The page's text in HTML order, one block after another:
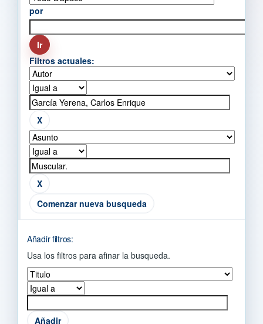
por
Filtros actuales:
Comenzar nueva busqueda
Añadir filtros:
Usa los filtros para afinar la busqueda.